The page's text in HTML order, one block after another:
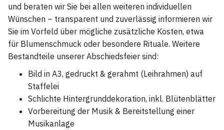
und beraten wir Sie bei allen weiteren individuellen
Wünschen – transparent und zuverlässig informieren wir
Sie im Vorfeld über mögliche zusätzliche Kosten, etwa
für Blumenschmuck oder besondere Rituale. Weitere
Bestandteile unserer Abschiedsfeier sind:
Bild in A3, gedruckt & gerahmt (Leihrahmen) auf
Staffelei
Schlichte Hintergrunddekoration, inkl. Blütenblätter
Vorbereitung der Musik & Bereitstellung einer
Musikanlage